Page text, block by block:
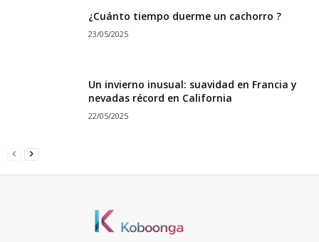
¿Cuánto tiempo duerme un cachorro ?
23/05/2025
Un invierno inusual: suavidad en Francia y
nevadas récord en California
22/05/2025